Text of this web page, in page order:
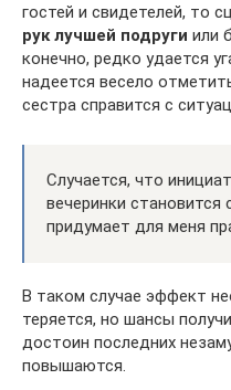
гостей и свидетелей, то
рук лучшей подруги или
конечно, редко удается
надеется весело
сестра справится с
Случается, что
вечеринки
придумает для меня
В таком случае эффект
теряется, но шансы
достоин последних
повышаются.